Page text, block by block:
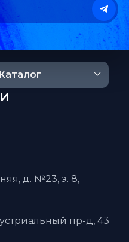
Каталог
д. №23, э. 8,
пр-д, 43